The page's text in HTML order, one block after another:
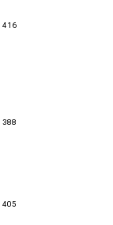
416
388
405